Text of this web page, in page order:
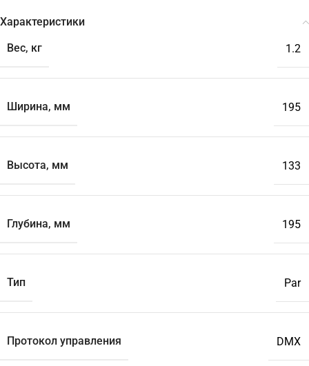
Характеристики
Вес, кг
1.2
Ширина, мм 195
Высота, мм 133
Глубина, мм 195
Тип Par
Протокол управления DMX